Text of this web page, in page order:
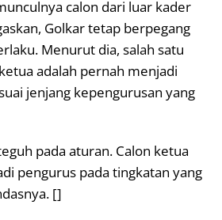
calon dari luar kader
Golkar tetap berpegang
Menurut dia, salah satu
adalah pernah menjadi
jenjang kepengurusan yang
pada aturan. Calon ketua
pengurus pada tingkatan yang
[]